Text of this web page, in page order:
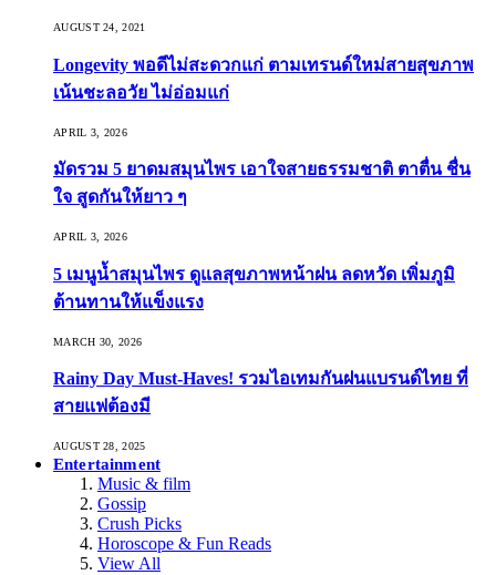
AUGUST 24, 2021
Longevity พอดีไม่สะดวกแก่ ตามเทรนด์ใหม่สายสุขภาพ
เน้นชะลอวัย ไม่อ่อมแก่
APRIL 3, 2026
มัดรวม 5 ยาดมสมุนไพร เอาใจสายธรรมชาติ ตาตื่น ชื่น
ใจ สูดกันให้ยาว ๆ
APRIL 3, 2026
5 เมนูน้ำสมุนไพร ดูแลสุขภาพหน้าฝน ลดหวัด เพิ่มภูมิ
ต้านทานให้แข็งแรง
MARCH 30, 2026
Rainy Day Must-Haves! รวมไอเทมกันฝนแบรนด์ไทย ที่
สายแฟต้องมี
AUGUST 28, 2025
Entertainment
Music & film
Gossip
Crush Picks
Horoscope & Fun Reads
View All